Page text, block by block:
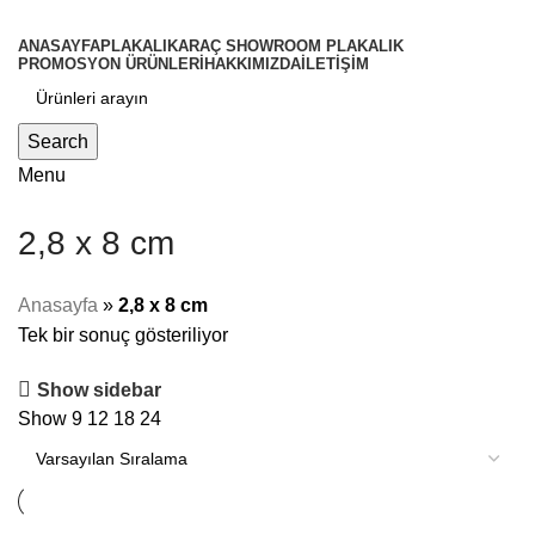
ANASAYFAPLAKALIKARAÇ SHOWROOM PLAKALIK
PROMOSYON ÜRÜNLERİ HAKKIMIZDA İLETİŞİM
Search
Menu
2,8 x 8 cm
Anasayfa » 2,8 x 8 cm
Tek bir sonuç gösteriliyor
Show sidebar
Show 9 12 18 24